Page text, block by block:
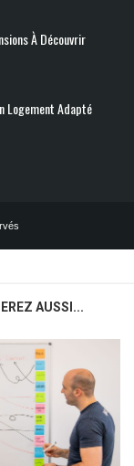
AUSSI...
À Découvrir
Logement Adapté